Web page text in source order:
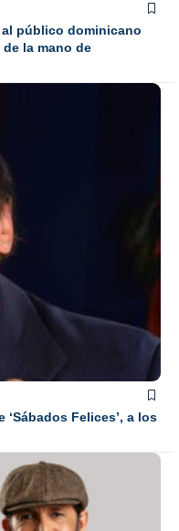
al público dominicano
la mano de
Felices’, a los